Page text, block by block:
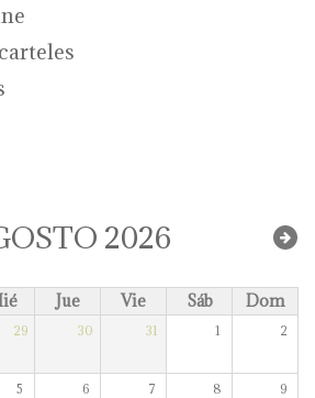
2026
Jue Vie Sáb Dom
29 30 31 1 2
5 6 7 8 9